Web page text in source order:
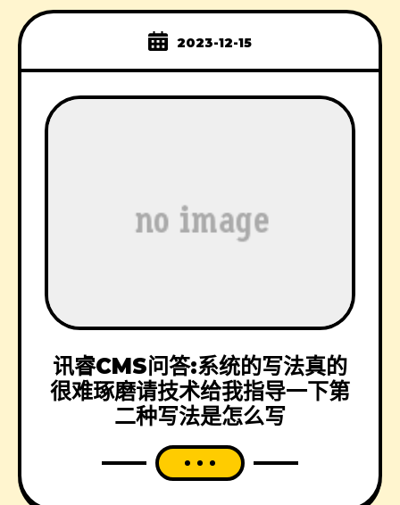
2023-12-15
讯睿CMS问答:系统的写法真的
很难琢磨请技术给我指导一下第
二种写法是怎么写